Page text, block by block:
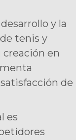
y la
tenis y
creación en
de
es